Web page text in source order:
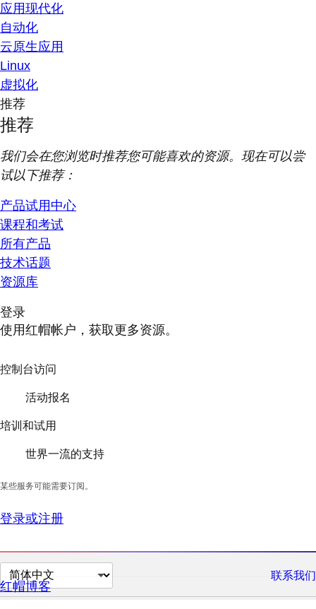
应用现代化
自动化
云原生应用
Linux
虚拟化
推荐
推荐
我们会在您浏览时推荐您可能喜欢的资源。现在可以尝
试以下推荐：
产品试用中心
课程和考试
所有产品
技术话题
资源库
登录
使用红帽帐户，获取更多资源。
控制台访问
活动报名
培训和试用
世界一流的支持
某些服务可能需要订阅。
登录或注册
切
换
联系我们
红帽博客